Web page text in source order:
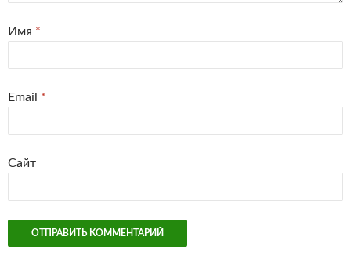
Имя *
Email *
Сайт